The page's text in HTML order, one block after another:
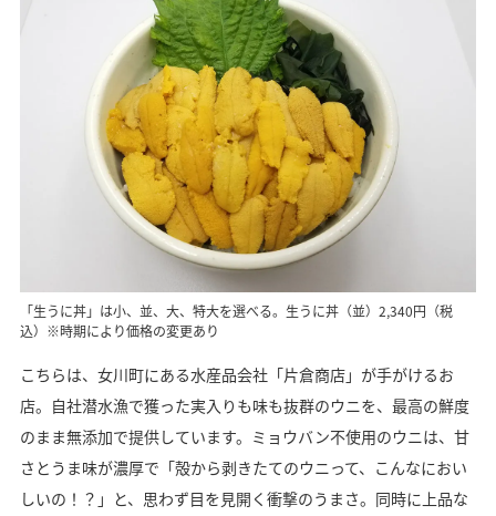
「生うに丼」は小、並、大、特大を選べる。生うに丼（並）2,340円（税
込）※時期により価格の変更あり
こちらは、女川町にある水産品会社「片倉商店」が手がけるお
店。自社潜水漁で獲った実入りも味も抜群のウニを、最高の鮮度
のまま無添加で提供しています。ミョウバン不使用のウニは、甘
さとうま味が濃厚で「殻から剥きたてのウニって、こんなにおい
しいの！？」と、思わず目を見開く衝撃のうまさ。同時に上品な